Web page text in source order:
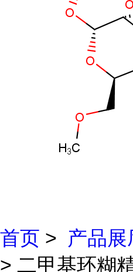
首页 > 产品展
> 二甲基环糊